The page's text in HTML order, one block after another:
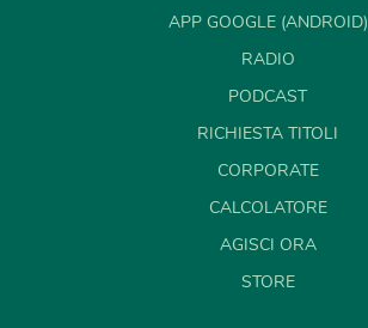
APP GOOGLE (ANDROID)
RADIO
PODCAST
RICHIESTA TITOLI
CORPORATE
CALCOLATORE
AGISCI ORA
STORE